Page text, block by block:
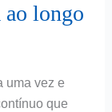
ao longo
uma vez e
que